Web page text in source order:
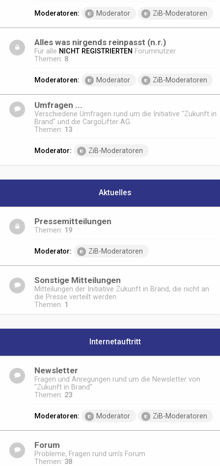
Moderatoren: Moderator ZiB-Moderatoren
Alles was nirgends reinpasst (n.r.)
Für alle NICHT REGISTRIERTEN Forumnutzer
Themen: 8
Moderatoren: Moderator ZiB-Moderatoren
Umfragen ...
Verschiedene Umfragen rund um die Initiative "Zukunft in
Brand" und die CargoLifter AG.
Themen: 13
Moderator: ZiB-Moderatoren
Aktuelles
Pressemitteilungen
Themen: 19
Moderator: ZiB-Moderatoren
Sonstige Mitteilungen
Mitteilungen der Initiative Zukunft in Brand, die nicht an
die Presse verteilt werden
Themen: 1
Internetauftritt
Newsletter
Fragen und Anregungen rund um die Newsletter von
"Zukunft in Brand"
Themen: 23
Moderatoren: Moderator ZiB-Moderatoren
Forum
Probleme, Fragen rund um's Forum
Themen: 38